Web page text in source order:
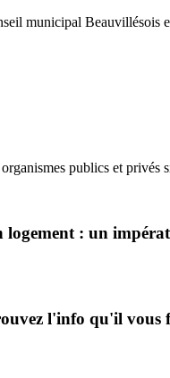
municipal Beauvillésois
publics et privés
logement : un
l'info qu'il vous